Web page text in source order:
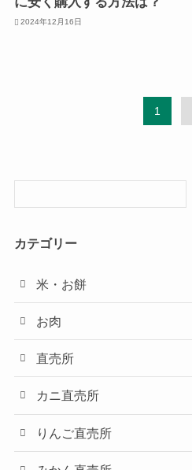
2024年12月16日
1
カテゴリー
米・お餅
お肉
直売所
カニ直売所
りんご直売所